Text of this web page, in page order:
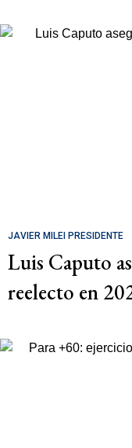
JAVIER MILEI PRESIDENTE
Luis Caputo
reelecto en